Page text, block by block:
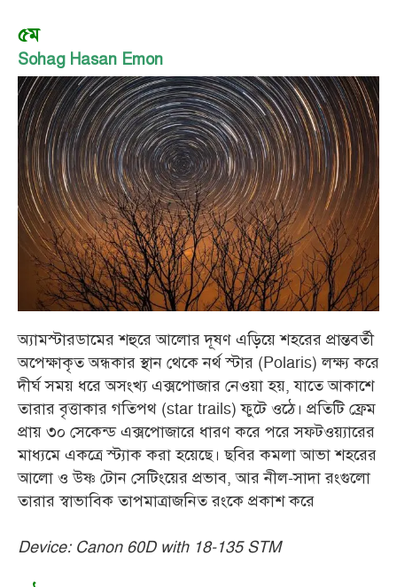
৫ম
Sohag Hasan Emon
অ্যামস্টারডামের শহুরে আলোর দূষণ এড়িয়ে শহরের প্রান্তবর্তী
অপেক্ষাকৃত অন্ধকার স্থান থেকে নর্থ স্টার (Polaris) লক্ষ্য করে
দীর্ঘ সময় ধরে অসংখ্য এক্সপোজার নেওয়া হয়, যাতে আকাশে
তারার বৃত্তাকার গতিপথ (star trails) ফুটে ওঠে। প্রতিটি ফ্রেম
প্রায় ৩০ সেকেন্ড এক্সপোজারে ধারণ করে পরে সফটওয়্যারের
মাধ্যমে একত্রে স্ট্যাক করা হয়েছে। ছবির কমলা আভা শহরের
আলো ও উষ্ণ টোন সেটিংয়ের প্রভাব, আর নীল-সাদা রংগুলো
তারার স্বাভাবিক তাপমাত্রাজনিত রংকে প্রকাশ করে
Device: Canon 60D with 18-135 STM